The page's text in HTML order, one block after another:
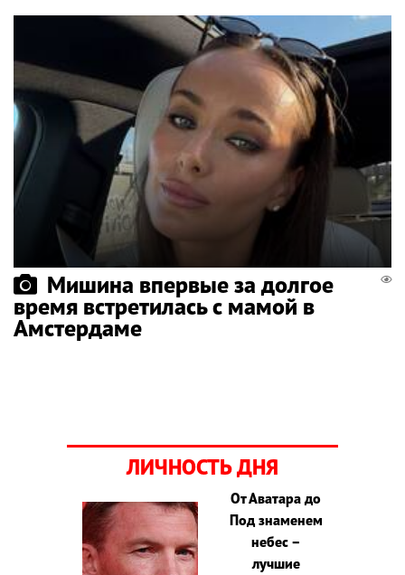
Мишина впервые за долгое
время встретилась с мамой в
Амстердаме
ЛИЧНОСТЬ ДНЯ
От Аватара до
Под знаменем
небес –
лучшие